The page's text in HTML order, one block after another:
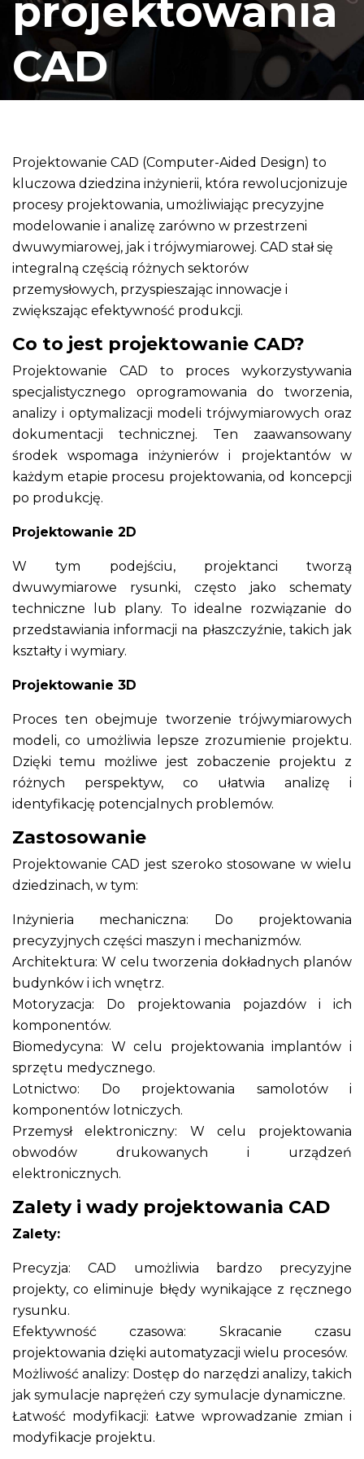
projektowania
CAD
Projektowanie CAD (Computer-Aided Design) to
kluczowa dziedzina inżynierii, która rewolucjonizuje
procesy projektowania, umożliwiając precyzyjne
modelowanie i analizę zarówno w przestrzeni
dwuwymiarowej, jak i trójwymiarowej. CAD stał się
integralną częścią różnych sektorów
przemysłowych, przyspieszając innowacje i
zwiększając efektywność produkcji.
Co to jest projektowanie CAD?
Projektowanie CAD to proces wykorzystywania
specjalistycznego oprogramowania do tworzenia,
analizy i optymalizacji modeli trójwymiarowych oraz
dokumentacji technicznej. Ten zaawansowany
środek wspomaga inżynierów i projektantów w
każdym etapie procesu projektowania, od koncepcji
po produkcję.
Projektowanie 2D
W tym podejściu, projektanci tworzą
dwuwymiarowe rysunki, często jako schematy
techniczne lub plany. To idealne rozwiązanie do
przedstawiania informacji na płaszczyźnie, takich jak
kształty i wymiary.
Projektowanie 3D
Proces ten obejmuje tworzenie trójwymiarowych
modeli, co umożliwia lepsze zrozumienie projektu.
Dzięki temu możliwe jest zobaczenie projektu z
różnych perspektyw, co ułatwia analizę i
identyfikację potencjalnych problemów.
Zastosowanie
Projektowanie CAD jest szeroko stosowane w wielu
dziedzinach, w tym:
Inżynieria mechaniczna: Do projektowania
precyzyjnych części maszyn i mechanizmów.
Architektura: W celu tworzenia dokładnych planów
budynków i ich wnętrz.
Motoryzacja: Do projektowania pojazdów i ich
komponentów.
Biomedycyna: W celu projektowania implantów i
sprzętu medycznego.
Lotnictwo: Do projektowania samolotów i
komponentów lotniczych.
Przemysł elektroniczny: W celu projektowania
obwodów drukowanych i urządzeń
elektronicznych.
Zalety i wady projektowania CAD
Zalety:
Precyzja: CAD umożliwia bardzo precyzyjne
projekty, co eliminuje błędy wynikające z ręcznego
rysunku.
Efektywność czasowa: Skracanie czasu
projektowania dzięki automatyzacji wielu procesów.
Możliwość analizy: Dostęp do narzędzi analizy, takich
jak symulacje naprężeń czy symulacje dynamiczne.
Łatwość modyfikacji: Łatwe wprowadzanie zmian i
modyfikacje projektu.